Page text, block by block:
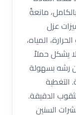
مانعةً
عزل
المياه،
يشكل حملاً
رشه بسهولة
التغطية
الدقيقة.
السنين